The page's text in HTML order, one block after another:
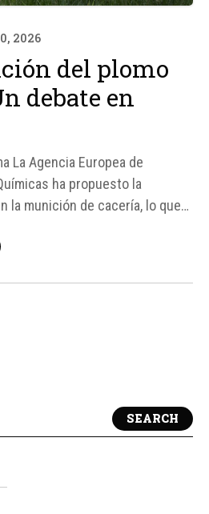
2026
del plomo
debate en
La Agencia Europea de
ha propuesto la
la munición de cacería, lo que
Esta medida se suma a la
SEARCH